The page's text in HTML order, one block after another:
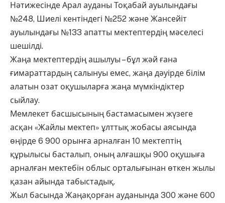
Нәтижесінде Арал ауданы Тоқабай ауылындағы
№248, Шиелі кентіндегі №252 және Жансейіт
ауылындағы №133 апатты мектептердің мәселесі
шешілді.
Жаңа мектептердің ашылуы – бұл жәй ғана
ғимараттардың салынуы емес, жаңа дәуірде білім
алатын озат оқушыларға жаңа мүмкіндіктер
сыйлау.
Мемлекет басшысының бастамасымен жүзеге
асқан «Жайлы мектеп» ұлттық жобасы аясында
өңірде 6 900 орынға арналған 10 мектептің
құрылысы басталып, оның алғашқы 900 оқушыға
арналған мектебін облыс орталығынан өткен жылы
қазан айында табыстадық.
Жыл басында Жаңақорған ауданында 300 және 600